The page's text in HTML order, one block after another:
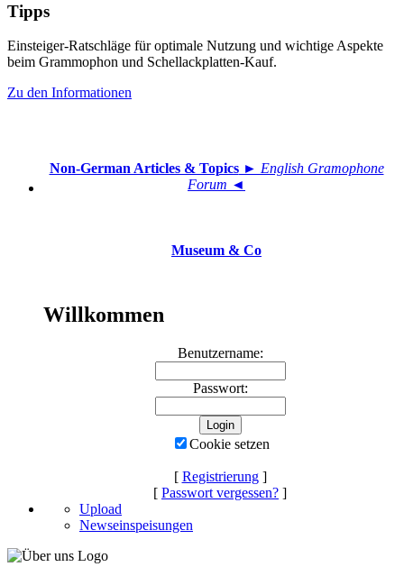
Tipps
Einsteiger-Ratschläge für optimale Nutzung und wichtige Aspekte
beim Grammophon und Schellackplatten-Kauf.
Zu den Informationen
Non-German Articles & Topics► English Gramophone
Forum ◄
Museum & Co
Willkommen
Benutzername:
Passwort:
Cookie setzen
[ Registrierung]
[ Passwort vergessen? ]
Upload
Newseinspeisungen